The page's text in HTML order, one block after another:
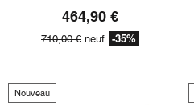
464,90 €
710,00 € neuf -35%
Nouveau